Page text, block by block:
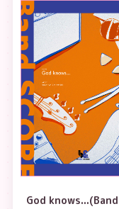
God knows...(Band